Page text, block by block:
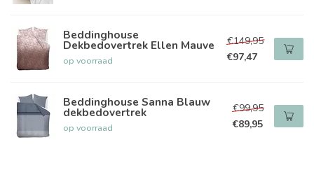
Beddinghouse
Dekbedovertrek Ellen Mauve
op voorraad
€149,95
€97,47
Beddinghouse Sanna Blauw
dekbedovertrek
op voorraad
€99,95
€89,95